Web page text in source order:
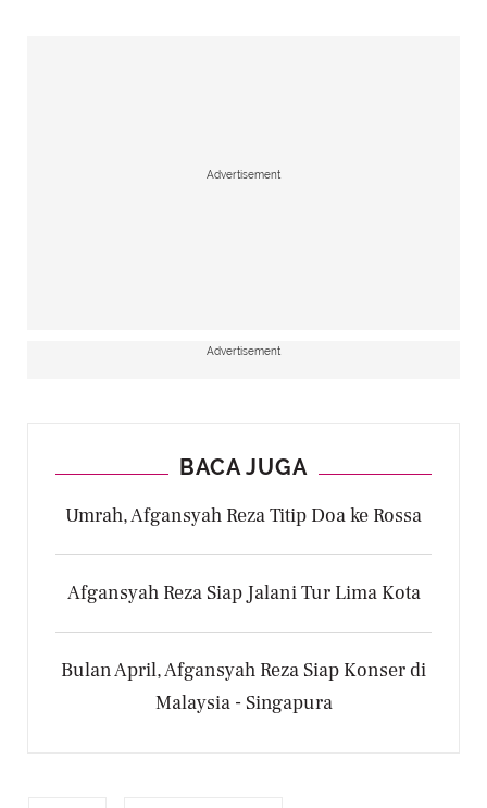
Advertisement
Advertisement
BACA JUGA
Umrah, Afgansyah Reza Titip Doa ke Rossa
Afgansyah Reza Siap Jalani Tur Lima Kota
Bulan April, Afgansyah Reza Siap Konser di
Malaysia - Singapura